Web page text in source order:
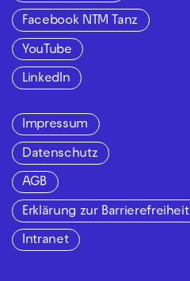
Facebook NTM Tanz
YouTube
LinkedIn
Impressum
Datenschutz
AGB
Erklärung zur Barrierefreiheit
Intranet